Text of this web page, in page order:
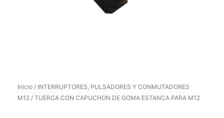
Inicio / INTERRUPTORES, PULSADORES Y CONMUTADORES
M12 / TUERCA CON CAPUCHON DE GOMA ESTANCA PARA M12